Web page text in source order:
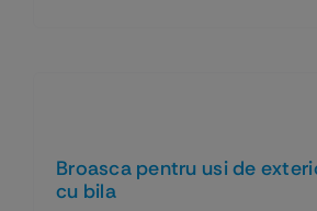
Broasca pentru usi de
cu bila